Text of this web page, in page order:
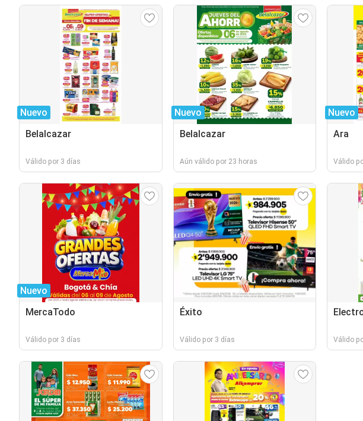
Nuevo
Belalcazar
Válido por 3 días
Nuevo
Belalcazar
Aún válido por 23 horas
Nuevo
Ara
Válido
Nuevo
MercaTodo
Válido por 3 días
Éxito
Válido por 3 días Válido